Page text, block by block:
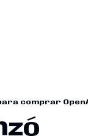
comprar